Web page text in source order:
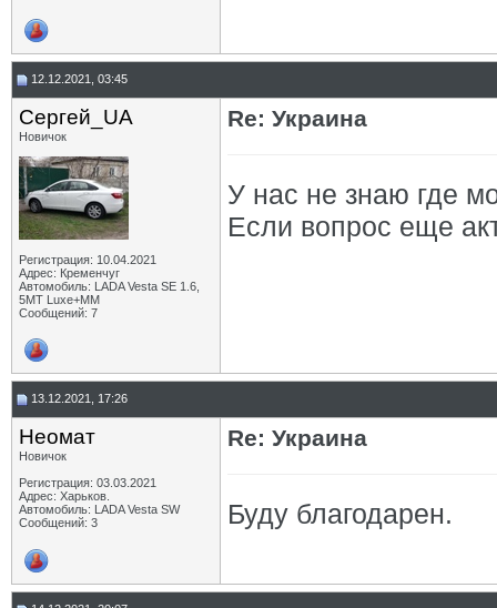
12.12.2021, 03:45
Сергей_UA
Новичок
Регистрация: 10.04.2021
Адрес: Кременчуг
Автомобиль: LADA Vesta SE 1.6,
5МТ Luxe+MM
Сообщений: 7
Re: Украина
У нас не знаю где
Если вопрос еще
13.12.2021, 17:26
Неомат
Новичок
Регистрация: 03.03.2021
Адрес: Харьков.
Автомобиль: LADA Vesta SW
Сообщений: 3
Re: Украина
Буду благодарен.